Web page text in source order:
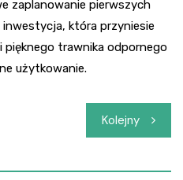
zaplanowanie pierwszych
która przyniesie
pięknego trawnika odpornego
użytkowanie.
Kolejny